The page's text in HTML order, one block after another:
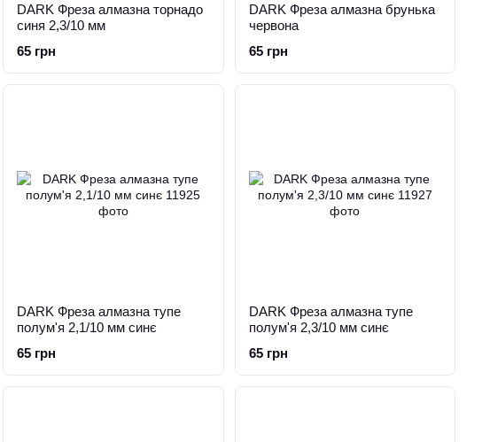
DARK Фреза алмазна торнадо
синя 2,3/10 мм
65 грн
DARK Фреза алмазна брунька
червона
65 грн
DARK Фреза алмазна тупе
полум'я 2,1/10 мм синє
65 грн
DARK Фреза алмазна тупе
полум'я 2,3/10 мм синє
65 грн